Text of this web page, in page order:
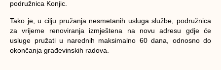
podružnica Konjic.
Tako je, u cilju pružanja nesmetanih usluga službe, podružnica
za vrijeme renoviranja izmještena na novu adresu gdje će
usluge pružati u narednih maksimalno 60 dana, odnosno do
okončanja građevinskih radova.